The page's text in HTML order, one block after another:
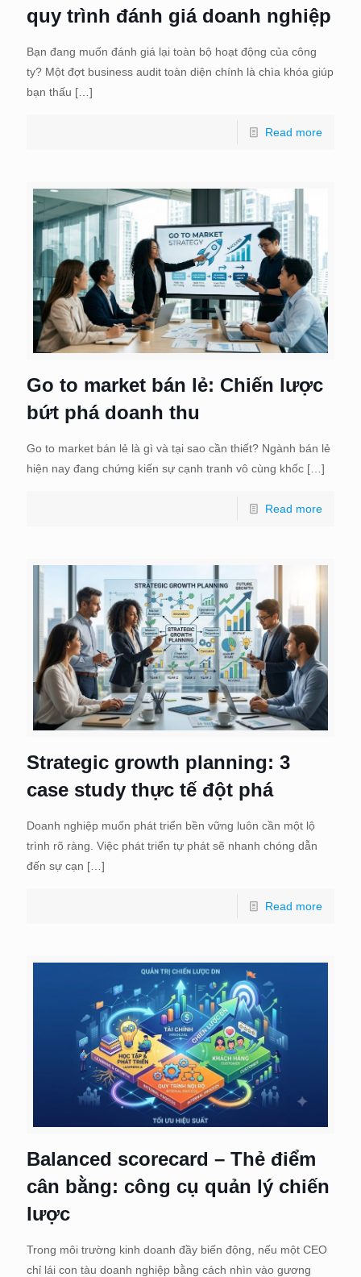
quy trình đánh giá doanh nghiệp
Bạn đang muốn đánh giá lại toàn bộ hoạt động của công
ty? Một đợt business audit toàn diện chính là chìa khóa giúp
bạn thấu […]
Read more
Go to market bán lẻ: Chiến lược
bứt phá doanh thu
Go to market bán lẻ là gì và tại sao cần thiết? Ngành bán lẻ
hiện nay đang chứng kiến sự cạnh tranh vô cùng khốc […]
Read more
Strategic growth planning: 3
case study thực tế đột phá
Doanh nghiệp muốn phát triển bền vững luôn cần một lộ
trình rõ ràng. Việc phát triển tự phát sẽ nhanh chóng dẫn
đến sự cạn […]
Read more
Balanced scorecard – Thẻ điểm
cân bằng: công cụ quản lý chiến
lược
Trong môi trường kinh doanh đầy biến động, nếu một CEO
chỉ lái con tàu doanh nghiệp bằng cách nhìn vào gương